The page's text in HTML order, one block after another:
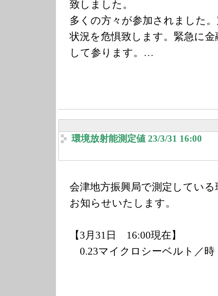
致しました。
多くの方々が参加されました
状況を危惧致します。緊急に
して参ります。…
環境放射能測定値 23/3/31 16:00
会津地方振興局で測定してい
お知らせいたします。
【3月31日 16:00現在】
0.23マイクロシーベルト／時